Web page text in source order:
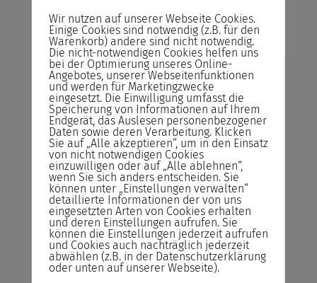
Risikofreies Buchen
unserer Seminare
Abrechnung
Sie zahlen das Seminar erst nach der
Durchführung und nicht im Voraus!
Rücktrittsrecht
Sie können kostenlos bis zum Vortrag des
Seminars von der Buchung zurücktreten.
Reservieren statt Buchen!
Reservieren Sie Ihren Seminarplatz –
Wir nutzen auf unserer Webseite Cookies.
Einige Cookies sind notwendig (z.B. für den
Warenkorb) andere sind nicht notwendig.
Die nicht-notwendigen Cookies helfen uns
bei der Optimierung unseres Online-
Angebotes, unserer Webseitenfunktionen
und werden für Marketingzwecke
eingesetzt. Die Einwilligung umfasst die
Speicherung von Informationen auf Ihrem
Endgerät, das Auslesen personenbezogener
Daten sowie deren Verarbeitung. Klicken
Sie auf „Alle akzeptieren“, um in den Einsatz
von nicht notwendigen Cookies
einzuwilligen oder auf „Alle ablehnen“,
wenn Sie sich anders entscheiden. Sie
können unter „Einstellungen verwalten“
detaillierte Informationen der von uns
eingesetzten Arten von Cookies erhalten
und deren Einstellungen aufrufen. Sie
können die Einstellungen jederzeit aufrufen
und Cookies auch nachträglich jederzeit
abwählen (z.B. in der Datenschutzerklärung
oder unten auf unserer Webseite).